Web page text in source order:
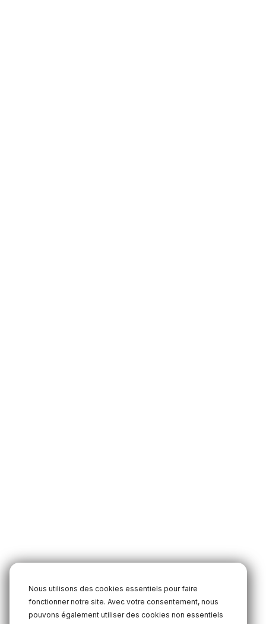
Nous utilisons des cookies essentiels pour faire
fonctionner notre site. Avec votre consentement, nous
pouvons également utiliser des cookies non essentiels